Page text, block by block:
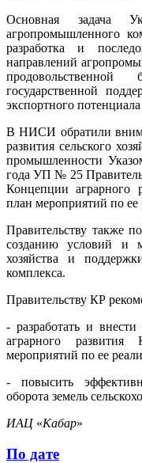
Основная задача
агропромышленного
разработка и
направлений
продовольственной
государственной
экспортного
В НИСИ обратили
развития сельского
промышленности
года УП № 25
Концепции аграрного
план мероприятий по ее
Правительству также
созданию условий и
хозяйства и
комплекса.
Правительству КР
- разработать и
аграрного
мероприятий по ее
- повысить
оборота земель
ИАЦ«Кабар»
По дате